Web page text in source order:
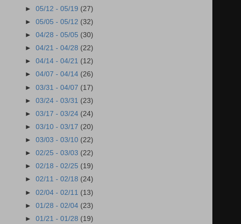
►05/12 - 05/19 (27)
►05/05 - 05/12 (32)
►04/28 - 05/05 (30)
►04/21 - 04/28 (22)
►04/14 - 04/21 (12)
►04/07 - 04/14 (26)
►03/31 - 04/07 (17)
►03/24 - 03/31 (23)
►03/17 - 03/24 (24)
►03/10 - 03/17 (20)
►03/03 - 03/10 (22)
►02/25 - 03/03 (22)
►02/18 - 02/25 (19)
►02/11 - 02/18 (24)
►02/04 - 02/11 (13)
►01/28 - 02/04 (23)
►01/21 - 01/28 (19)